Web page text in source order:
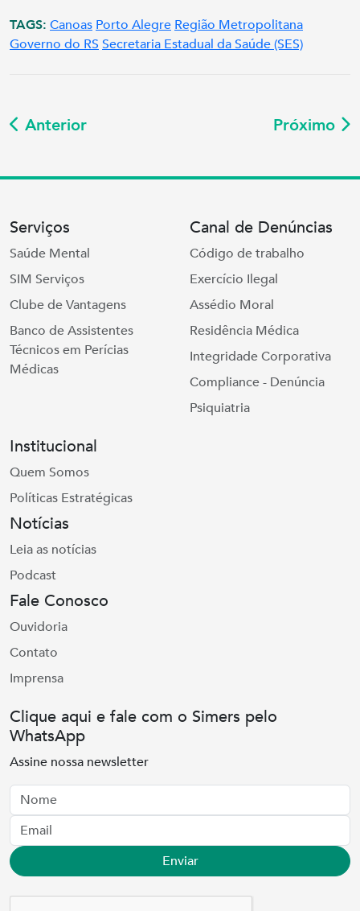
TAGS: Canoas Porto Alegre Região Metropolitana
Governo do RS Secretaria Estadual da Saúde (SES)
Anterior Próximo
Serviços
Saúde Mental
SIM Serviços
Clube de Vantagens
Banco de Assistentes
Técnicos em Perícias
Médicas
Canal de Denúncias
Código de trabalho
Exercício Ilegal
Assédio Moral
Residência Médica
Integridade Corporativa
Compliance - Denúncia
Psiquiatria
Institucional
Quem Somos
Políticas Estratégicas
Notícias
Leia as notícias
Podcast
Fale Conosco
Ouvidoria
Contato
Imprensa
Clique aqui e fale com o Simers pelo
WhatsApp
Assine nossa newsletter
Nome
Email
Enviar